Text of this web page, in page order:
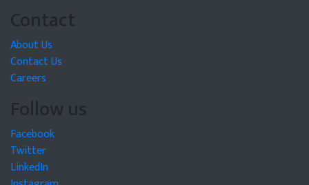
Contact
About Us
Contact Us
Careers
Follow us
Facebook
Twitter
LinkedIn